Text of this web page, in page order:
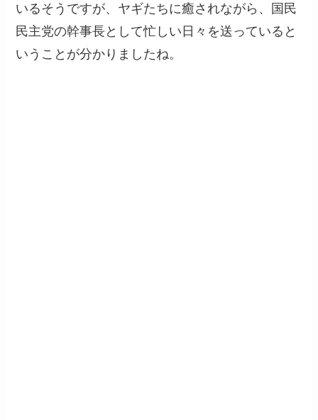
いるそうですが、ヤギたちに癒されながら、国民
民主党の幹事長として忙しい日々を送っていると
いうことが分かりましたね。